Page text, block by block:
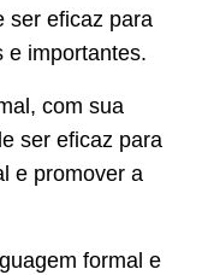
ser eficaz para
e importantes.
com sua
ser eficaz para
e promover a
formal e